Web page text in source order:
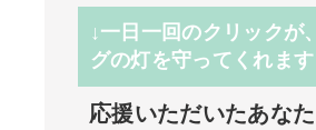
↓一日一回のクリックが
グの灯を守ってくれます
応援いただいたあな